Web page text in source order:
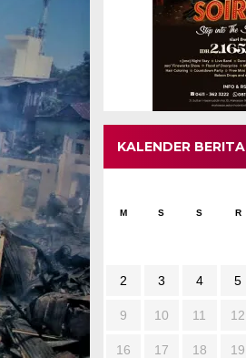
KALENDER BERITA
M S S R
2 3 4 5
9 10 11 12
16 17 18 19